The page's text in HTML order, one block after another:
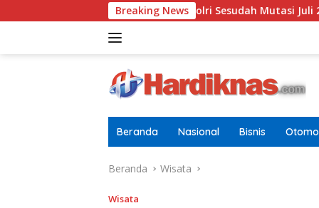
ke
Breaking News
Di Pusdokkes Polri Sesudah Mutasi Juli 2026
Beranda Nasional Bisnis
Beranda Wisata
Wisata